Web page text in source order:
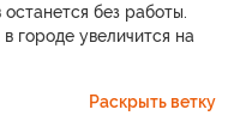
без работы.
городе увеличится на
Раскрыть ветку